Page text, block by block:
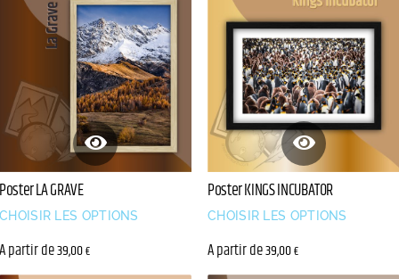
Poster LA GRAVE
A partir de39,00€
CHOISIR LES OPTIONS
Poster KINGS INCUBATOR
A partir de39,00€
CHOISIR LES OPTIONS